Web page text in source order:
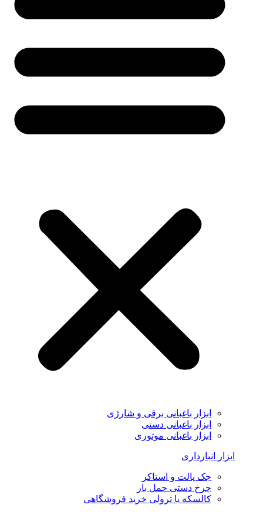
ابزار باغبانی برقی و شارژی
ابزار باغبانی دستی
ابزار باغبانی موتوری
ابزار انبارداری
جک پالت و استاکر
چرخ دستی حمل بار
کالسکه یا ترولی خرید فروشگاهی